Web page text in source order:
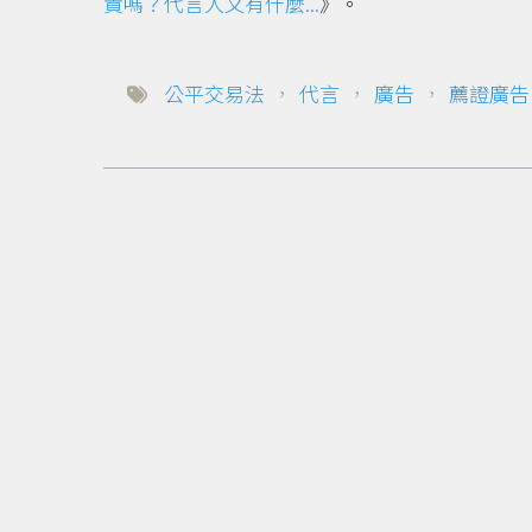
公平交易法 ， 代言 ， 廣告 ， 薦證廣告